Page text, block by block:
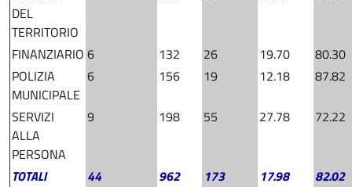
DEL
TERRITORIO
FINANZIARIO 6 132 26 19.70
80.30
POLIZIA
MUNICIPALE
6 156 19 12.18 87.82
SERVIZI
ALLA
PERSONA
9 198 55 27.78 72.22
TOTALI 44 962 173 17.98
82.02